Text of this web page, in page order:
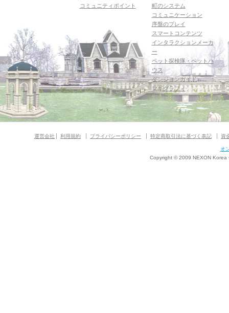
コミュニティポイント
町のシステム
コミュニケーション
序盤のプレイ
スマートコンテンツ
インタラクションメーカ
ー
ペット探検隊・ペットハ
ウス
ダンジョンガイド
マギグラフィ
運営会社 利用規約 プライバシーポリシー 特定商取引法に基づく表記 資
オ
Copyright © 2009 NEXON Korea